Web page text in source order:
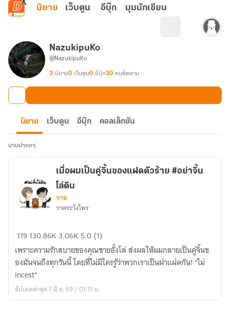
ข้ามไปยังเนื้อหาหลัก
นิยาย เว็บตูน อีบุ๊ก มุมนักเขียน
NazukipuKo
@NazukipuKo
3 นิยาย0 เว็บตูน0 อีบุ๊ก30 คนติดตาม
นิยาย เว็บตูน อีบุ๊ก คอลเล็กชัน
นามปากกา
เมื่อ
เป็น
คู่
จิ้
นข
เมื่อผมเป็นคู่จิ้นของแฝดตัวร้าย #อย่าจิ้น
โล่ดิน
วาย
วาตระวังไพร
119 130.86K 3.06K 5.0 (1)
เพราะความรักสบายของคุณชายอั้งโล่ ส่งผลให้ผมกลายเป็นคู่จิ้นข
องมันจนถึงทุกวันนี้ โดยที่ไม่มีใครรู้ว่าพวกเราเป็นฝาแฝดกัน! *ไม่
incest*
อัปเดตล่าสุด 7 มิ.ย. 69 / 01:11 น.